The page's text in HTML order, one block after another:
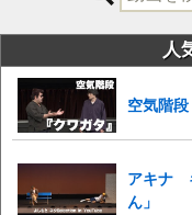
索:
人
空気階
アキナ
ん」